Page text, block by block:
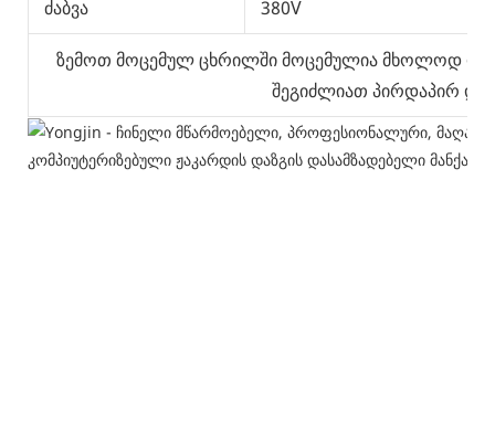
ძაბვა 380V
ზემოთ მოცემულ ცხრილში მოცემულია მხოლოდ
შეგიძლიათ პირდაპირ